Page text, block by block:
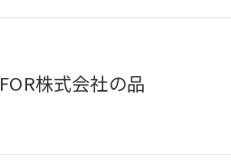
株式会社の品